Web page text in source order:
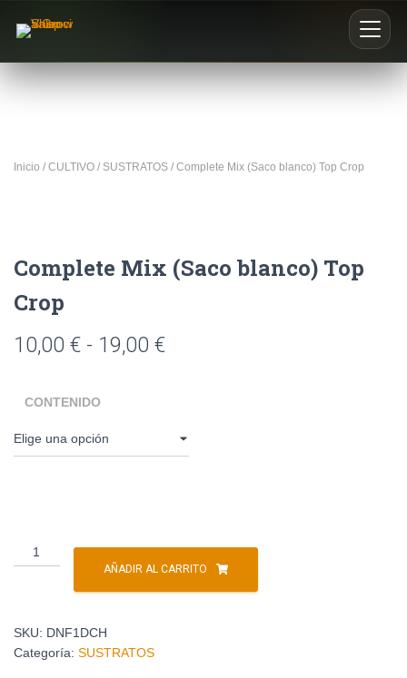
Inicio / CULTIVO / SUSTRATOS / Complete Mix (Saco blanco) Top Crop
Complete Mix (Saco blanco) Top
Crop
10,00 € - 19,00 €
CONTENIDO
AÑADIR AL CARRITO
SKU: DNF1DCH
Categoría: SUSTRATOS